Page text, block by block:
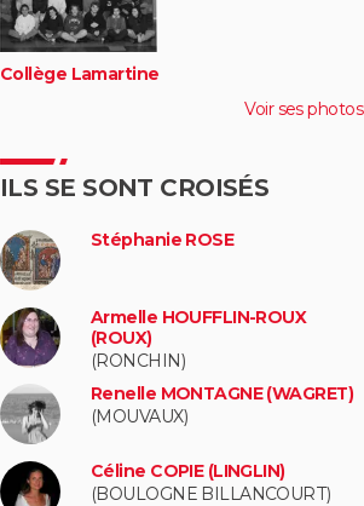
Collège Lamartine
Voir ses photos
ILS SE SONT CROISÉS
Stéphanie ROSE
Armelle HOUFFLIN-ROUX
(ROUX)
(RONCHIN)
Renelle MONTAGNE (WAGRET)
(MOUVAUX)
Céline COPIE (LINGLIN)
(BOULOGNE BILLANCOURT)